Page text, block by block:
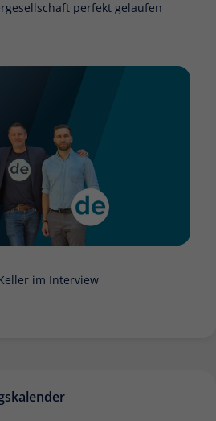
perfekt gelaufen
im Interview